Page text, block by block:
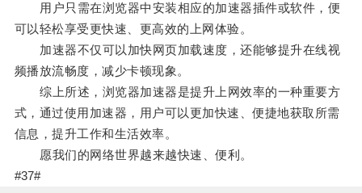
用户只需在浏览器中安装相应的加速器插件或软件，便
可以轻松享受更快速、更高效的上网体验。
加速器不仅可以加快网页加载速度，还能够提升在线视
频播放流畅度，减少卡顿现象。
综上所述，浏览器加速器是提升上网效率的一种重要方
式，通过使用加速器，用户可以更加快速、便捷地获取所需
信息，提升工作和生活效率。
愿我们的网络世界越来越快速、便利。
#37#